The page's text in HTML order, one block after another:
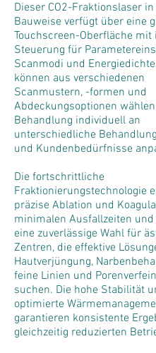
Dieser CO2-Fraktionslaser
Bauweise verfügt über eine
Touchscreen-Oberfläche
Steuerung für
Scanmodi und
können aus verschiedenen
Scanmustern, -formen und
Abdeckungsoptionen
Behandlung individuell an
unterschiedliche
und Kundenbedürfnisse
Die fortschrittliche
Fraktionierungstechnologie
präzise Ablation und
minimalen Ausfallzeiten
eine zuverlässige Wahl für
Zentren, die effektive
Hautverjüngung,
feine Linien und
suchen. Die hohe Stabilität
optimierte
garantieren konsistente
gleichzeitig reduzierten